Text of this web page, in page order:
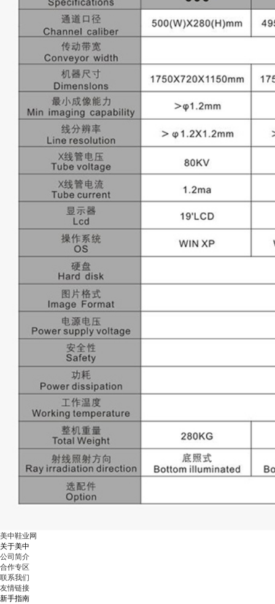
美中鞋业网
关于美中
公司简介
合作专区
联系我们
友情链接
新手指南